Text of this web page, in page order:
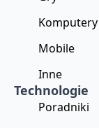
Komputery
Mobile
Inne
Technologie
Poradniki